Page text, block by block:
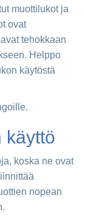
muottilukot ja
ovat
tehokkaan
Helppo
käytöstä
käyttö
koska ne ovat
nopean